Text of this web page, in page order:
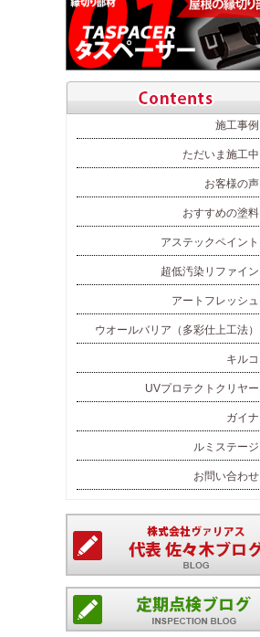
施工事例
ただいま施工中
お客様の声
おすすめの塗料
アステックペイント
超低汚染リファイン
アートフレッシュ
ウオールバリア（多彩仕上工法）
キルコ
UVプロテクトクリヤー
ガイナ
ルミステージ
お問い合わせ